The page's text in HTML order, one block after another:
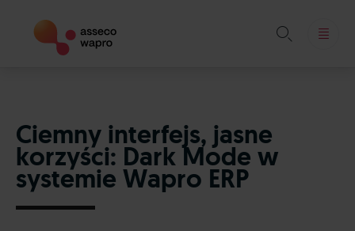

Ciemny interfejs, jasne
korzyści: Dark Mode w
systemie Wapro ERP